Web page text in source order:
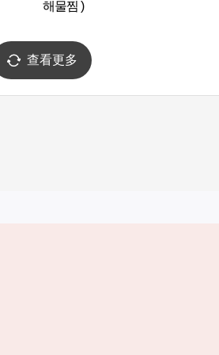
해물찜 )
查看更多